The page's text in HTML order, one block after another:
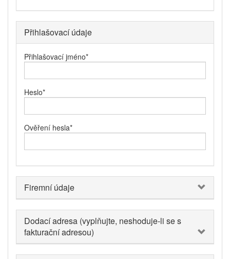
Přihlašovací údaje
Přihlašovací jméno*
Heslo*
Ověření hesla*
Firemní údaje
Dodací adresa (vyplňujte, neshoduje-li se s
fakturační adresou)